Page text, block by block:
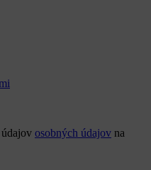
osobných údajov na